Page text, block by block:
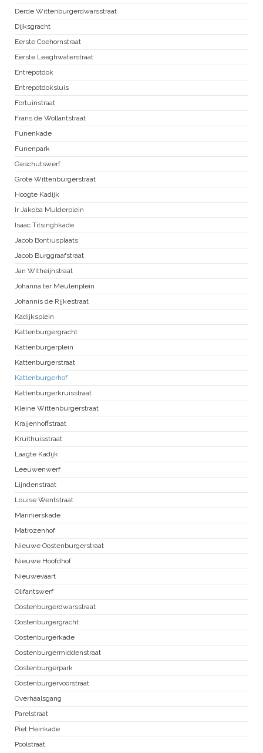
Derde Wittenburgerdwarsstraat
Dijksgracht
Eerste Coehornstraat
Eerste Leeghwaterstraat
Entrepotdok
Entrepotdoksluis
Fortuinstraat
Frans de Wollantstraat
Funenkade
Funenpark
Geschutswerf
Grote Wittenburgerstraat
Hoogte Kadijk
Ir Jakoba Mulderplein
Isaac Titsinghkade
Jacob Bontiusplaats
Jacob Burggraafstraat
Jan Witheijnstraat
Johanna ter Meulenplein
Johannis de Rijkestraat
Kadijksplein
Kattenburgergracht
Kattenburgerplein
Kattenburgerstraat
Kattenburgerhof
Kattenburgerkruisstraat
Kleine Wittenburgerstraat
Kraijenhoffstraat
Kruithuisstraat
Laagte Kadijk
Leeuwenwerf
Lijndenstraat
Louise Wentstraat
Marinierskade
Matrozenhof
Nieuwe Oostenburgerstraat
Nieuwe Hoofdhof
Nieuwevaart
Olifantswerf
Oostenburgerdwarsstraat
Oostenburgergracht
Oostenburgerkade
Oostenburgermiddenstraat
Oostenburgerpark
Oostenburgervoorstraat
Overhaalsgang
Parelstraat
Piet Heinkade
Poolstraat